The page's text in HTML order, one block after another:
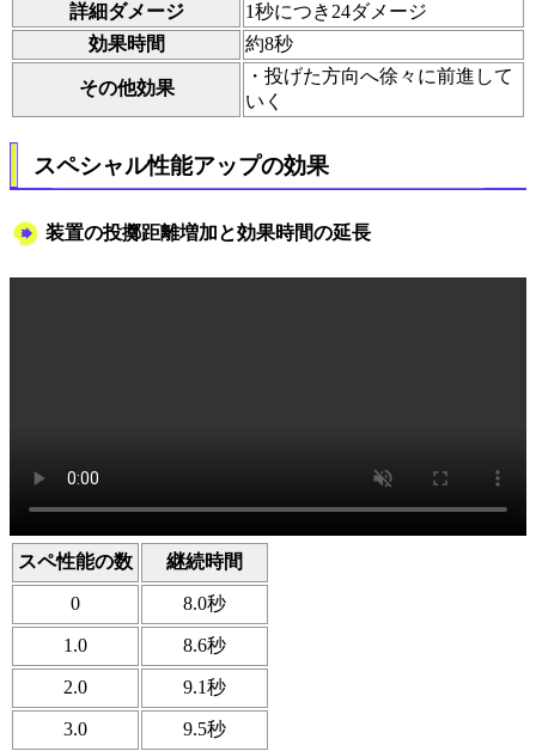
詳細ダメージ
1秒につき24ダメージ
効果時間
約8秒
その他効果
・投げた方向へ徐々に前進して
いく
スペシャル性能アップの効果
装置の投擲距離増加と効果時間の延長
スペ性能の数 継続時間
0 8.0秒
1.0 8.6秒
2.0 9.1秒
3.0 9.5秒